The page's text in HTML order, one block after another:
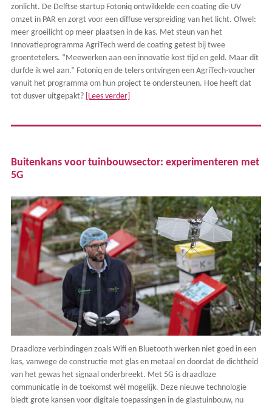
zonlicht. De Delftse startup Fotoniq ontwikkelde een coating die UV
omzet in PAR en zorgt voor een diffuse verspreiding van het licht. Ofwel:
meer groeilicht op meer plaatsen in de kas. Met steun van het
Innovatieprogramma AgriTech werd de coating getest bij twee
groentetelers. “Meewerken aan een innovatie kost tijd en geld. Maar dit
durfde ik wel aan.” Fotoniq en de telers ontvingen een AgriTech-voucher
vanuit het programma om hun project te ondersteunen. Hoe heeft dat
tot dusver uitgepakt? [Lees verder]
Buitenkans voor tuinbouwsector: experimenteren met
5G
Draadloze verbindingen zoals Wifi en Bluetooth werken niet goed in een
kas, vanwege de constructie met glas en metaal en doordat de dichtheid
van het gewas het signaal onderbreekt. Met 5G is draadloze
communicatie in de toekomst wél mogelijk. Deze nieuwe technologie
biedt grote kansen voor digitale toepassingen in de glastuinbouw, nu